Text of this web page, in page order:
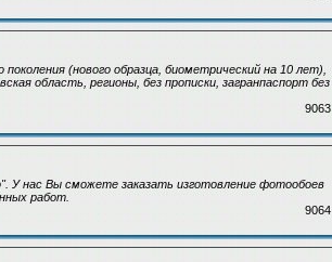
(нового образца, биометрический на 10 лет),
область, регионы, без прописки, загранпаспорт без
9063
У нас Вы сможете заказать изготовление фотообоев
работ.
9064